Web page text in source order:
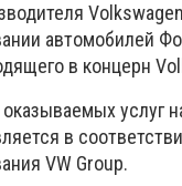
автомобилей
в концерн
услуг
в
VW Group.